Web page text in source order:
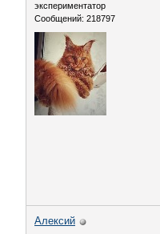
экспериментатор
Сообщений: 218797
Алексий